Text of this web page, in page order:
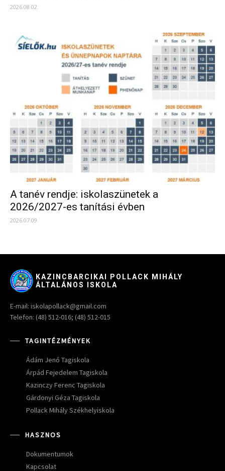
2026.08.02.
A tanév rendje: iskolaszünetek a
2026/2027-es tanítási évben
2026.07.09.
KAZINCBARCIKAI POLLACK MIHÁLY
ÁLTALÁNOS ISKOLA
E-mail: iskolapollack@gmail.com
Telefon: (48) 512-016; (48) 512-015
TAGINTÉZMÉNYEK
Ádám Jenő Tagiskola
Árpád Fejedelem Tagiskola
Kazinczy Ferenc Tagiskola
Gárdonyi Géza Tagiskola
Pollack Mihály Székhelyiskola
HASZNOS
Dokumentumok
Kapcsolat